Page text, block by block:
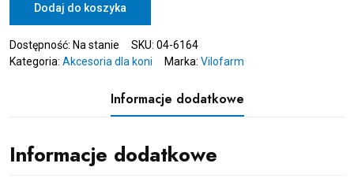
KERBL
wisząca
do
Dodaj do koszyka
Dostępność: Na stanie SKU: 04-6164
Kategoria: Akcesoria dla koni Marka: Vilofarm
Informacje dodatkowe
Informacje dodatkowe